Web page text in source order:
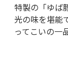
特製の「ゆば
光の味を堪能
ってこいの一